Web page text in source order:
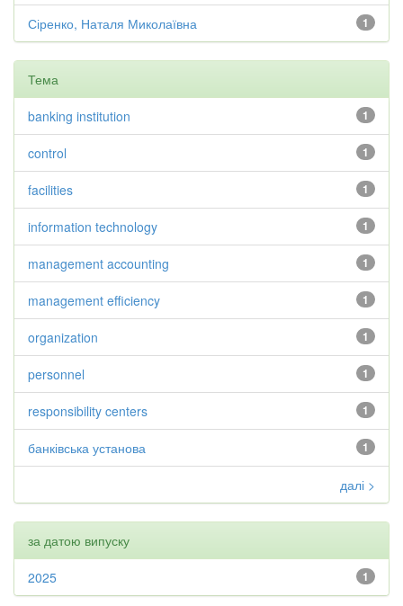
1
Сіренко, Наталя Миколаївна
Тема
1
banking institution
1
control
1
facilities
1
information technology
1
management accounting
1
management efficiency
1
organization
1
personnel
1
responsibility centers
1
банківська установа
далі >
за датою випуску
1
2025